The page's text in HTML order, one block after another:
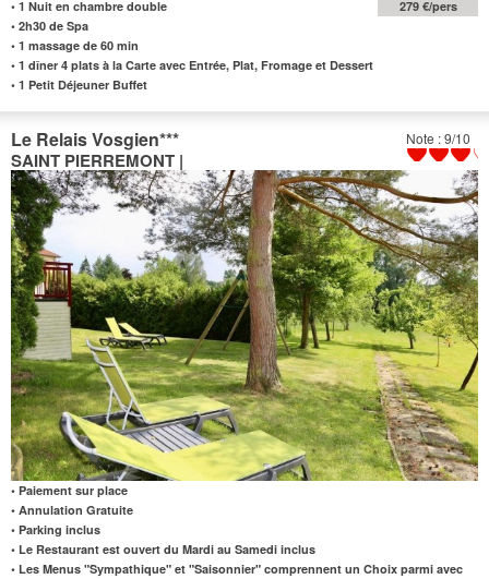
• 1 Nuit en chambre double
• 2h30 de Spa
• 1 massage de 60 min
• 1 dîner 4 plats à la Carte avec Entrée, Plat, Fromage et Dessert
• 1 Petit Déjeuner Buffet
279 €/pers
Note : 9/10
Le Relais Vosgien***
SAINT PIERREMONT |
• Paiement sur place
• Annulation Gratuite
• Parking inclus
• Le Restaurant est ouvert du Mardi au Samedi inclus
• Les Menus "Sympathique" et "Saisonnier" comprennent un Choix parmi avec